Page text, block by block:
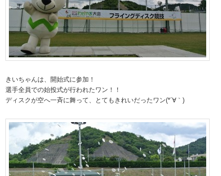
きいちゃんは、開始式に参加！
選手全員での始投式が行われたワン！！
ディスクが空へ一斉に舞って、とてもきれいだったワン(*´∀｀)